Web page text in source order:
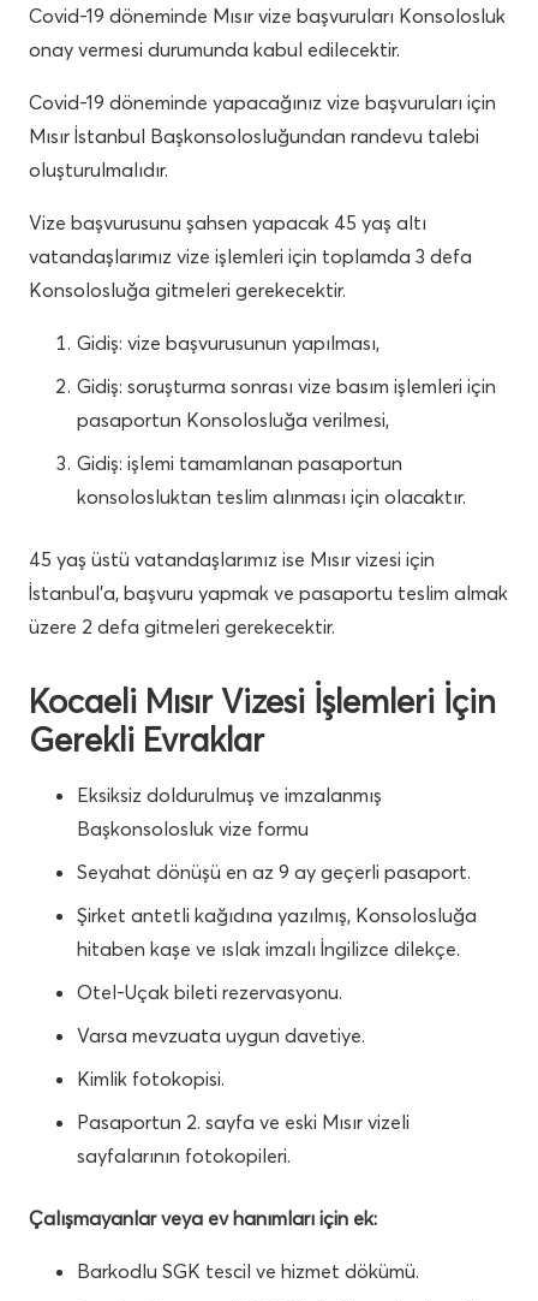
Covid-19 döneminde Mısır vize başvuruları Konsolosluk
onay vermesi durumunda kabul edilecektir.
Covid-19 döneminde yapacağınız vize başvuruları için
Mısır İstanbul Başkonsolosluğundan randevu talebi
oluşturulmalıdır.
Vize başvurusunu şahsen yapacak 45 yaş altı
vatandaşlarımız vize işlemleri için toplamda 3 defa
Konsolosluğa gitmeleri gerekecektir.
Gidiş: vize başvurusunun yapılması,
Gidiş: soruşturma sonrası vize basım işlemleri için
pasaportun Konsolosluğa verilmesi,
Gidiş: işlemi tamamlanan pasaportun
konsolosluktan teslim alınması için olacaktır.
45 yaş üstü vatandaşlarımız ise Mısır vizesi için
İstanbul’a, başvuru yapmak ve pasaportu teslim almak
üzere 2 defa gitmeleri gerekecektir.
Kocaeli Mısır Vizesi İşlemleri İçin
Gerekli Evraklar
Eksiksiz doldurulmuş ve imzalanmış
Başkonsolosluk vize formu
Seyahat dönüşü en az 9 ay geçerli pasaport.
Şirket antetli kağıdına yazılmış, Konsolosluğa
hitaben kaşe ve ıslak imzalı İngilizce dilekçe.
Otel-Uçak bileti rezervasyonu.
Varsa mevzuata uygun davetiye.
Kimlik fotokopisi.
Pasaportun 2. sayfa ve eski Mısır vizeli
sayfalarının fotokopileri.
Çalışmayanlar veya ev hanımları için ek:
Barkodlu SGK tescil ve hizmet dökümü.